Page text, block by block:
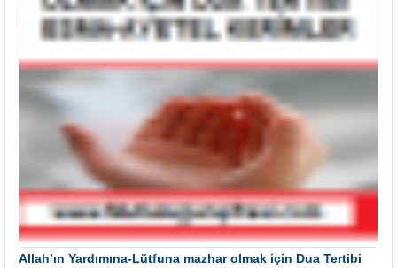
Allah’ın Yardımına-Lütfuna mazhar olmak için Dua Tertibi